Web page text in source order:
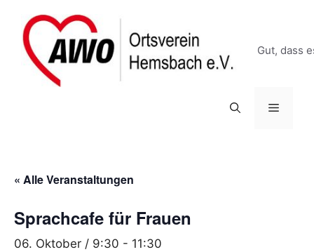
springen
Inhalt
springen
Gut, dass
Menü
« Alle Veranstaltungen
Sprachcafe für Frauen
06. Oktober / 9:30 - 11:30